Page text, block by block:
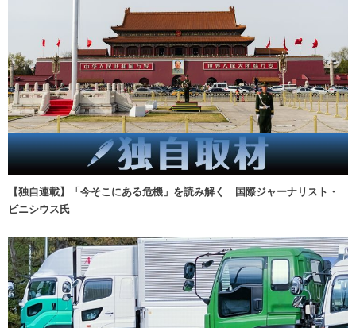
【独自連載】「今そこにある危機」を読み解く 国際ジャーナリスト・
ビニシウス氏